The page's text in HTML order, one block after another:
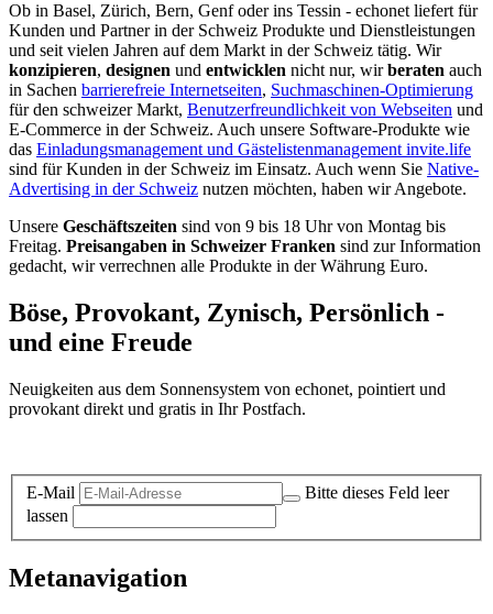
Ob in Basel, Zürich, Bern, Genf oder ins Tessin - echonet liefert für
Kunden und Partner in der Schweiz Produkte und Dienstleistungen
und seit vielen Jahren auf dem Markt in der Schweiz tätig. Wir
konzipieren, designen und entwicklen nicht nur, wirberaten auch
in Sachen barrierefreie Internetseiten, Suchmaschinen-Optimierung
für den schweizer Markt, Benutzerfreundlichkeit von Webseiten und
E-Commerce in der Schweiz. Auch unsere Software-Produkte wie
das Einladungsmanagement und Gästelistenmanagement invite.life
sind für Kunden in der Schweiz im Einsatz. Auch wenn Sie Native-
Advertising in der Schweiz nutzen möchten, haben wir Angebote.
Unsere Geschäftszeiten sind von 9 bis 18 Uhr von Montag bis
Freitag. Preisangaben in Schweizer Franken sind zur Information
gedacht, wir verrechnen alle Produkte in der Währung Euro.
Böse, Provokant, Zynisch, Persönlich -
und eine Freude
Neuigkeiten aus dem Sonnensystem von echonet, pointiert und
provokant direkt und gratis in Ihr Postfach.
E-Mail
Bitte dieses Feld leer
lassen
Metanavigation